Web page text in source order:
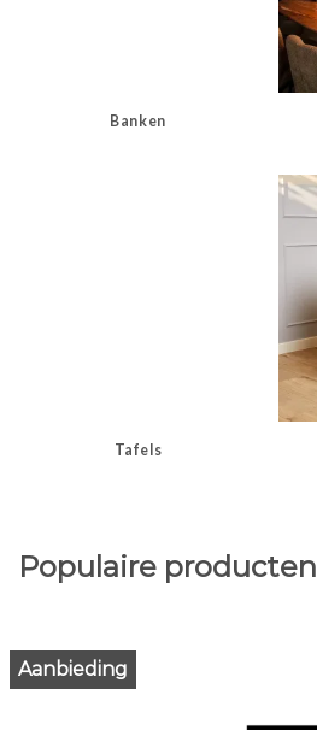
Banken
Tafels
Populaire producten
Aanbieding